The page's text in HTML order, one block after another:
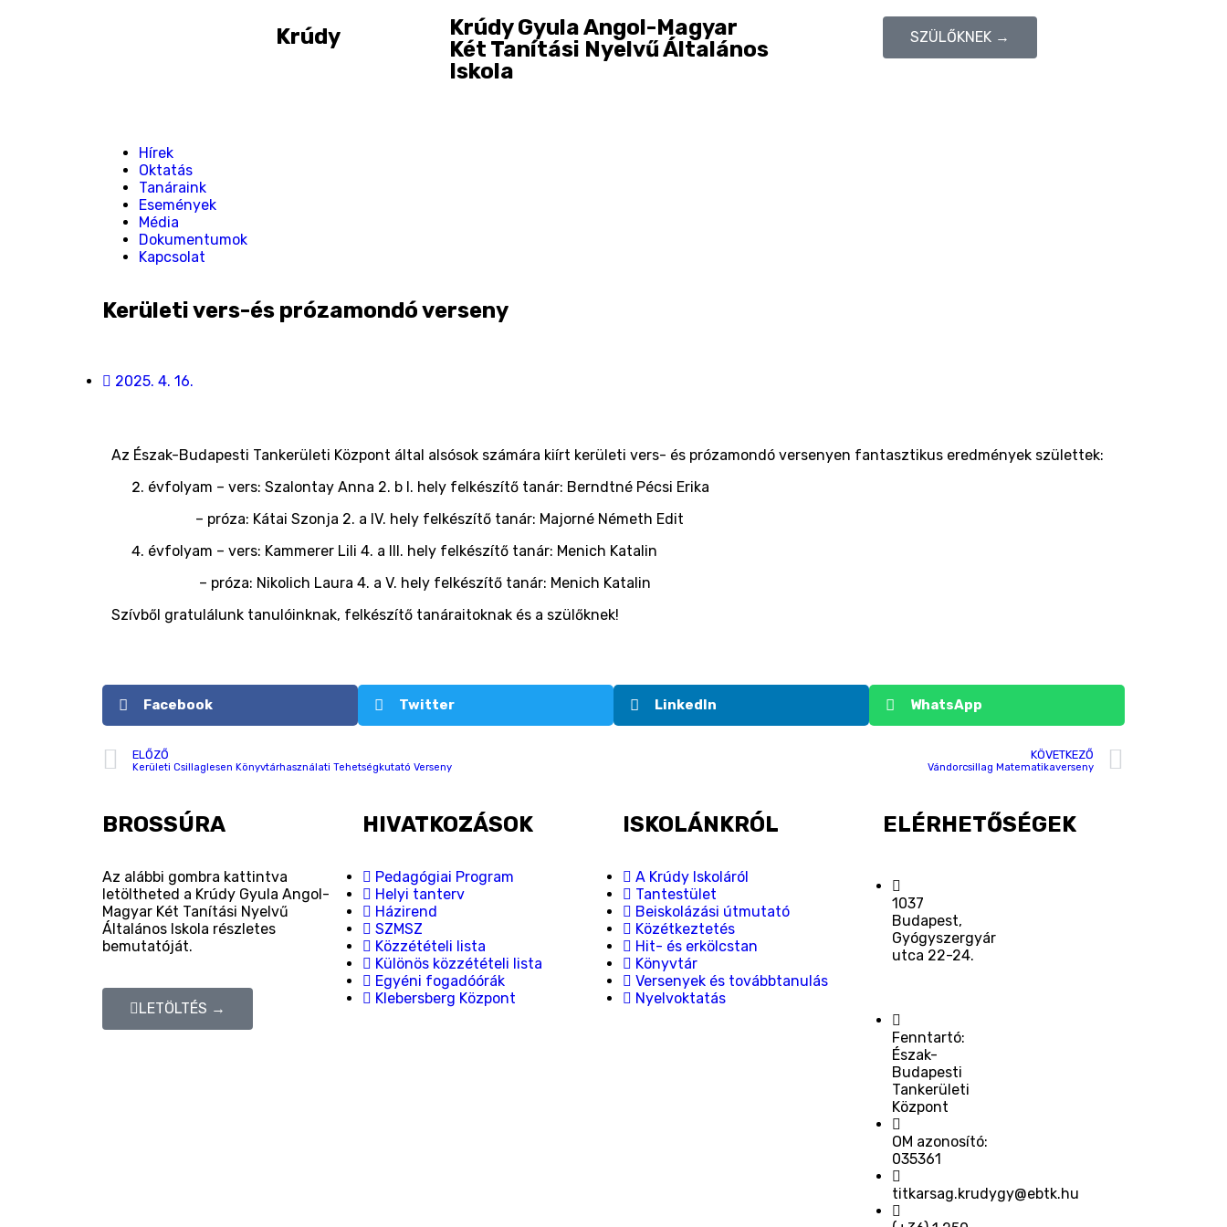
Krúdy
Krúdy Gyula Angol-Magyar
Két Tanítási Nyelvű Általános
Iskola
SZÜLŐKNEK →
Hírek
Oktatás
Tanáraink
Események
Média
Dokumentumok
Kapcsolat
Kerületi vers-és prózamondó verseny
2025. 4. 16.
Az Észak-Budapesti Tankerületi Központ által alsósok számára kiírt kerületi vers- és prózamondó versenyen fantasztikus eredmények születtek:
évfolyam – vers: Szalontay Anna 2. b I. hely felkészítő tanár: Berndtné Pécsi Erika
– próza: Kátai Szonja 2. a IV. hely felkészítő tanár: Majorné Németh Edit
évfolyam – vers: Kammerer Lili 4. a III. hely felkészítő tanár: Menich Katalin
– próza: Nikolich Laura 4. a V. hely felkészítő tanár: Menich Katalin
Szívből gratulálunk tanulóinknak, felkészítő tanáraitoknak és a szülőknek!
Facebook Twitter LinkedIn WhatsApp
ELŐZŐ
Kerületi Csillaglesen Könyvtárhasználati Tehetségkutató Verseny
KÖVETKEZŐ
Vándorcsillag Matematikaverseny
BROSSÚRA
Az alábbi gombra kattintva
letöltheted a Krúdy Gyula Angol-
Magyar Két Tanítási Nyelvű
Általános Iskola részletes
bemutatóját.
LETÖLTÉS →
HIVATKOZÁSOK
Pedagógiai Program
Helyi tanterv
Házirend
SZMSZ
Közzétételi lista
Különös közzétételi lista
Egyéni fogadóórák
Klebersberg Központ
ISKOLÁNKRÓL
A Krúdy Iskoláról
Tantestület
Beiskolázási útmutató
Közétkeztetés
Hit- és erkölcstan
Könyvtár
Versenyek és továbbtanulás
Nyelvoktatás
ELÉRHETŐSÉGEK
1037
Budapest,
Gyógyszergyár
utca 22-24.
Fenntartó:
Észak-
Budapesti
Tankerületi
Központ
OM azonosító:
035361
titkarsag.krudygy@ebtk.hu